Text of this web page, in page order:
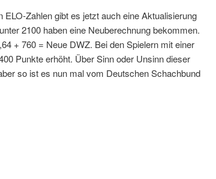
Zahlen gibt es jetzt auch eine Aktualisierung
2100 haben eine Neuberechnung bekommen.
+ 760 = Neue DWZ. Bei den Spielern mit einer
Punkte erhöht. Über Sinn oder Unsinn dieser
so ist es nun mal vom Deutschen Schachbund